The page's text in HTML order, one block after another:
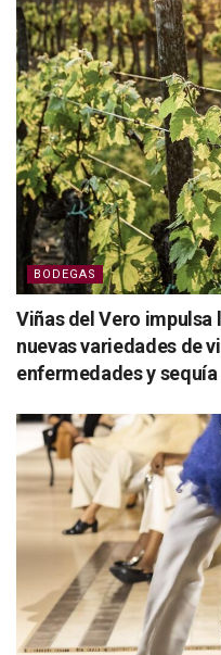
BODEGAS
Viñas del Vero
nuevas variedades de
enfermedades y sequía